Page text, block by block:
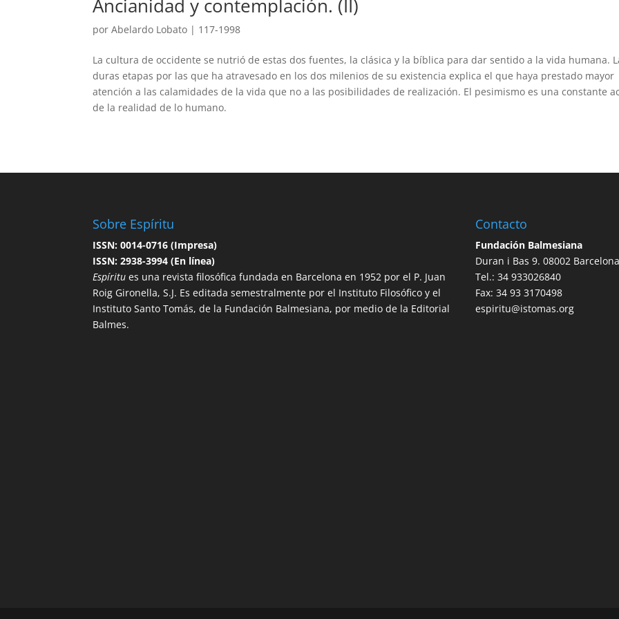
Ancianidad y contemplación. (II)
porAbelardo Lobato | 117-1998
La cultura de occidente se nutrió de estas dos fuentes, la clásica y la bíblica para dar sentido a la vida humana.
duras etapas por las que ha atravesado en los dos milenios de su existencia explica el que haya prestado mayor
atención a las calamidades de la vida que no a las posibilidades de realización. El pesimismo es una constante
de la realidad de lo humano.
Sobre Espíritu
ISSN: 0014-0716 (Impresa)
ISSN: 2938-3994 (En línea)
Espíritu es una revista filosófica fundada en Barcelona en 1952 por el P. Juan
Roig Gironella, S.J. Es editada semestralmente por el Instituto Filosófico y el
Instituto Santo Tomás, de la Fundación Balmesiana, por medio de la Editorial
Balmes.
Contacto
Fundación Balmesiana
Duran i Bas 9. 08002 Barcelona
Tel.: 34 933026840
Fax: 34 93 3170498
espiritu@istomas.org